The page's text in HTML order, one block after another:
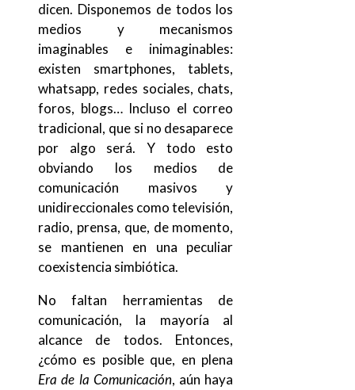
dicen. Disponemos de todos los
medios y mecanismos
imaginables e inimaginables:
existen smartphones, tablets,
whatsapp, redes sociales, chats,
foros, blogs… Incluso el correo
tradicional, que si no desaparece
por algo será. Y todo esto
obviando los medios de
comunicación masivos y
unidireccionales como televisión,
radio, prensa, que, de momento,
se mantienen en una peculiar
coexistencia simbiótica.
No faltan herramientas de
comunicación, la mayoría al
alcance de todos. Entonces,
¿cómo es posible que, en plena
Era de la Comunicación, aún haya